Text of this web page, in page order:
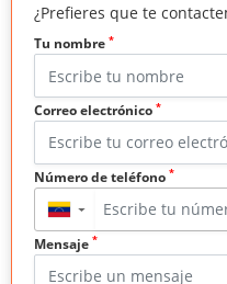
¿Prefieres que te
Tu nombre *
Correo electrónico *
Número de teléfono *
▼
Mensaje *